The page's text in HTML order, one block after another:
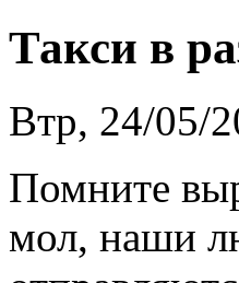
Такси в
Втр, 24/05/
Помните
мол, наши